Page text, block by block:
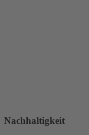
Nachhaltigkeit